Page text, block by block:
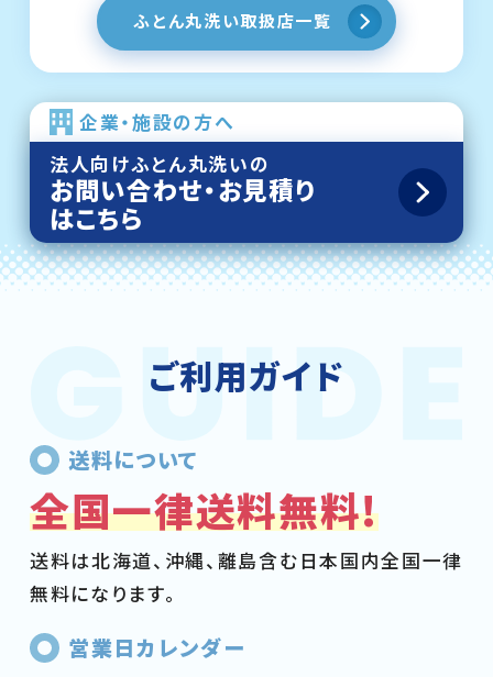
ふとん丸洗い取扱店一覧
企業・施設の方へ
法人向けふとん丸洗いの
お問い合わせ・お見積り
はこちら
ご利用ガイド
送料について
全国一律送料無料!
送料は北海道、沖縄、離島含む日本国内全国一律
無料になります。
営業日カレンダー